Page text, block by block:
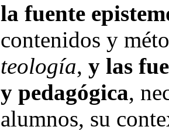
la fuente
contenidos y
teología, y las
y pedagógica,
alumnos, su